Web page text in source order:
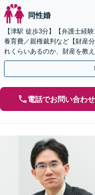
同性婚
【津駅 徒歩3分】【弁護士経
養育費／親権裁判など【財産
れくらいあるのか、財産を教
ます。お気軽にご相談くださ
電話でお問い合わせ